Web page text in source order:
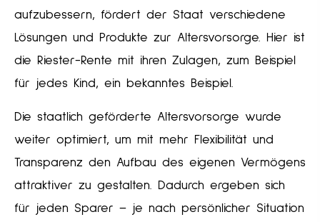
aufzubessern, fördert der Staat verschiedene
Lösungen und Produkte zur Alters­vorsorge. Hier ist
die Riester-Rente mit ihren Zulagen, zum Beispiel
für jedes Kind, ein bekanntes Beispiel.
Die staatlich geförderte Alters­vorsorge wurde
weiter optimiert, um mit mehr Flexibilität und
Transparenz den Aufbau des eigenen Vermögens
attraktiver zu gestalten. Dadurch ergeben sich
für jeden Sparer – je nach persönlicher Situation